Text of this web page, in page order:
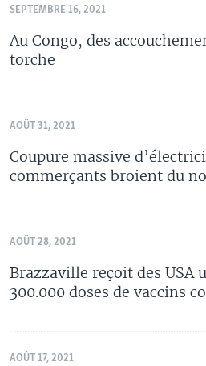
SEPTEMBRE 16, 2021
Au Congo, des
torche
AOÛT 31, 2021
Coupure massive
commerçants broient du
AOÛT 28, 2021
Brazzaville reçoit des USA
300.000 doses de vaccins
AOÛT 17, 2021